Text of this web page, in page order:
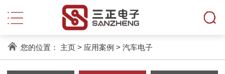
您的位置： 主页> 应用案例 > 汽车电子